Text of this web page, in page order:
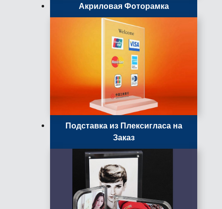
Акриловая Фоторамка
Подставка из Плексигласа на
Заказ